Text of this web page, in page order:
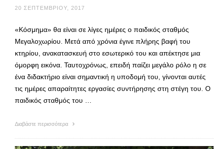
20 ΣΕΠΤΕΜΒΡΊΟΥ, 2017
«Κόσμημα» θα είναι σε λίγες ημέρες ο παιδικός σταθμός
Μεγαλοχωρίου. Μετά από χρόνια έγινε πλήρης βαφή του
κτηρίου, ανακατασκευή στο εσωτερικό του και απέκτησε μια
όμορφη εικόνα. Ταυτοχρόνως, επειδή παίζει μεγάλο ρόλο η σε
ένα διδακτήριο είναι σημαντική η υποδομή του, γίνονται αυτές
τις ημέρες απαραίτητες εργασίες συντήρησης στη στέγη του. Ο
παιδικός σταθμός του …
Διαβάστε περισσότερα